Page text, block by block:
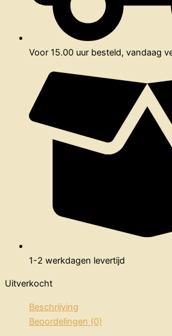
Voor 15.00 uur besteld, vandaag
1-2 werkdagen levertijd
Uitverkocht
Beschrijving
Beoordelingen (0)